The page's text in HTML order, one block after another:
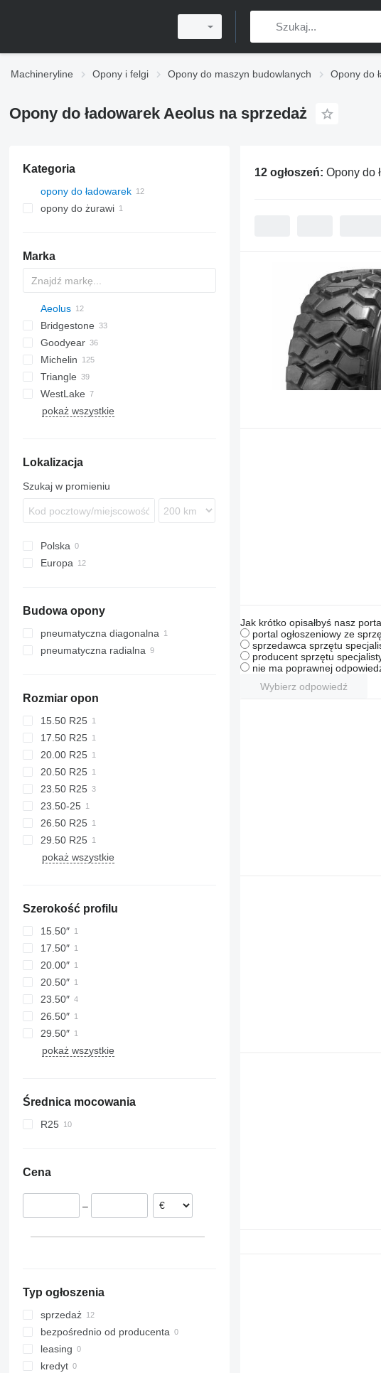
Machineryline Opony i felgi Opony do maszyn budowlanych Opony do
Opony do ładowarek Aeolus na sprzedaż
Kategoria
opony do ładowarek
opony do żurawi
Marka
Aeolus
AL
23
Bridgestone
966
988
992
C-series
MPT
SP
Goodyear
Michelin
Triangle
WestLake
pokaż wszystkie
Lokalizacja
Szukaj w promieniu
Polska
Europa
Budowa opony
pneumatyczna diagonalna
pneumatyczna radialna
Rozmiar opon
15.50 R25
17.50 R25
20.00 R25
20.50 R25
23.50 R25
23.50-25
26.50 R25
29.50 R25
pokaż wszystkie
Szerokość profilu
15.50″
17.50″
20.00″
20.50″
23.50″
26.50″
29.50″
pokaż wszystkie
Średnica mocowania
R25
Cena
–
Typ ogłoszenia
sprzedaż
bezpośrednio od producenta
leasing
kredyt
12 ogłoszeń: Opony do
Jak krótko opisałbyś nasz
portal ogłoszeniowy ze
sprzedawca sprzętu
producent sprzętu
nie ma poprawnej
Wybierz odpowiedź